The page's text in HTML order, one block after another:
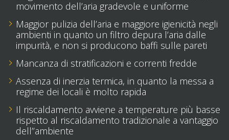
movimento dell’aria gradevole e uniforme
Maggior pulizia dell’aria e maggiore igienicità negli
ambienti in quanto un filtro depura l’aria dalle
impurità, e non si producono baffi sulle pareti
Mancanza di stratificazioni e correnti fredde
Assenza di inerzia termica, in quanto la messa a
regime dei locali è molto rapida
Il riscaldamento avviene a temperature più basse
rispetto al riscaldamento tradizionale a vantaggio
dell’’ambiente